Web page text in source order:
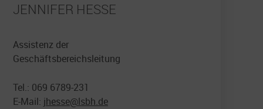
JENNIFER HESSE
Assistenz der
Geschäftsbereichsleitung
Tel.: 069 6789-231
E-Mail: jhesse@lsbh.de